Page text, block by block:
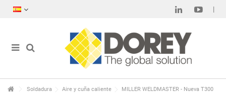
Soldadura Aire y cuña caliente
MILLER WELDMASTER - Nueva T300